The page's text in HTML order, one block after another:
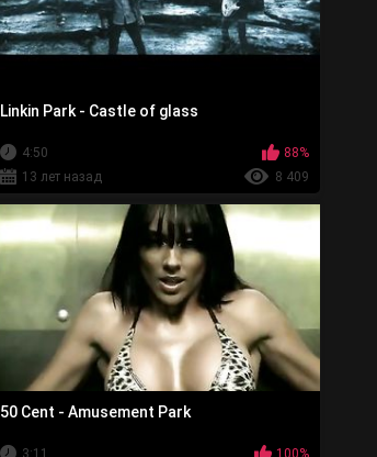
Linkin Park - Castle of glass
4:50
88%
13 лет назад
8 409
50 Cent - Amusement Park
3:11 100%